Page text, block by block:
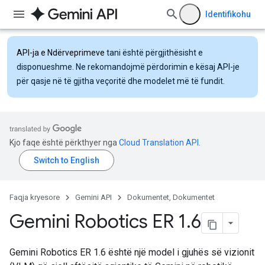
Identifikohu
API-ja e Ndërveprimeve tani është përgjithësisht e
disponueshme. Ne rekomandojmë përdorimin e kësaj API-je
për qasje në të gjitha veçoritë dhe modelet më të fundit.
Kjo faqe është përkthyer nga Cloud Translation API
Faqja kryesore Gemini API Dokumentet, Dokumentet
Gemini Robotics ER 1.6
Gemini Robotics ER 1.6 është një model i gjuhës së vizionit